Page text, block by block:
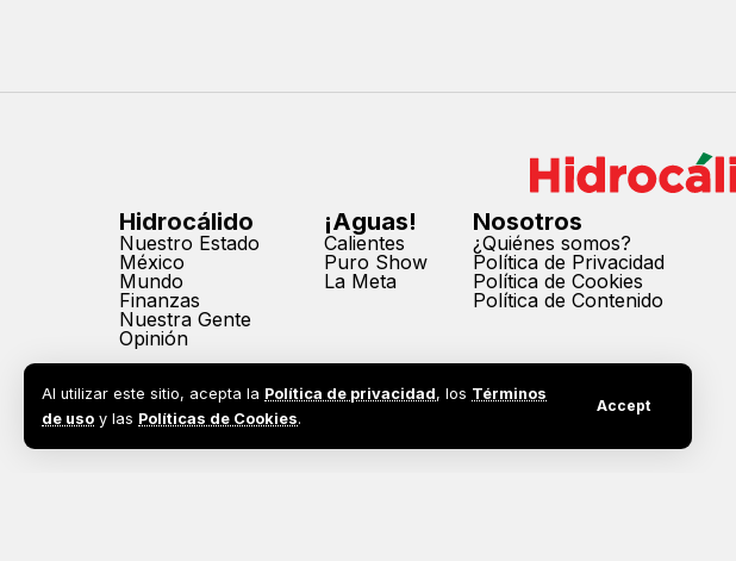
Al utilizar este sitio, acepta la Política de privacidad, los Términos
de uso y las Políticas de Cookies.
Accept
Hidrocálido
Nuestro Estado
México
Mundo
Finanzas
Nuestra Gente
Opinión
¡Aguas!
Calientes
Puro Show
La Meta
Nosotros
¿Quiénes somos?
Política de Privacidad
Política de Cookies
Política de Contenido